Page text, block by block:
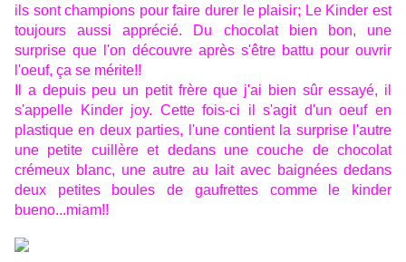
ils sont champions pour faire durer le plaisir; Le Kinder est
toujours aussi apprécié. Du chocolat bien bon, une
surprise que l'on découvre après s'être battu pour ouvrir
l'oeuf, ça se mérite!!
Il a depuis peu un petit frère que j'ai bien sûr essayé, il
s'appelle Kinder joy. Cette fois-ci il s'agit d'un oeuf en
plastique en deux parties, l'une contient la surprise l'autre
une petite cuillère et dedans une couche de chocolat
crémeux blanc, une autre au lait avec baignées dedans
deux petites boules de gaufrettes comme le kinder
bueno...miam!!